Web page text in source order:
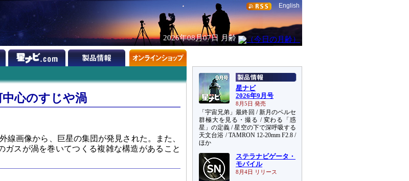
English
2026年08月07日 月齢
心のすじや渦
線画像から、巨星の集団が発見された。また、
ガスが渦を巻いてつくる複雑な構造があること
星ナビ
2026年9月号
8月5日 発売
「宇宙兄弟」最終回 / 新月のペルセ
群極大を見る・撮る / 変わる「惑
星」の定義 / 星空の下で深呼吸する
天文台浴 / TAMRON 12-20mm F2.8 /
ほか
ステラナビゲータ・
モバイル
8月4日 リリース